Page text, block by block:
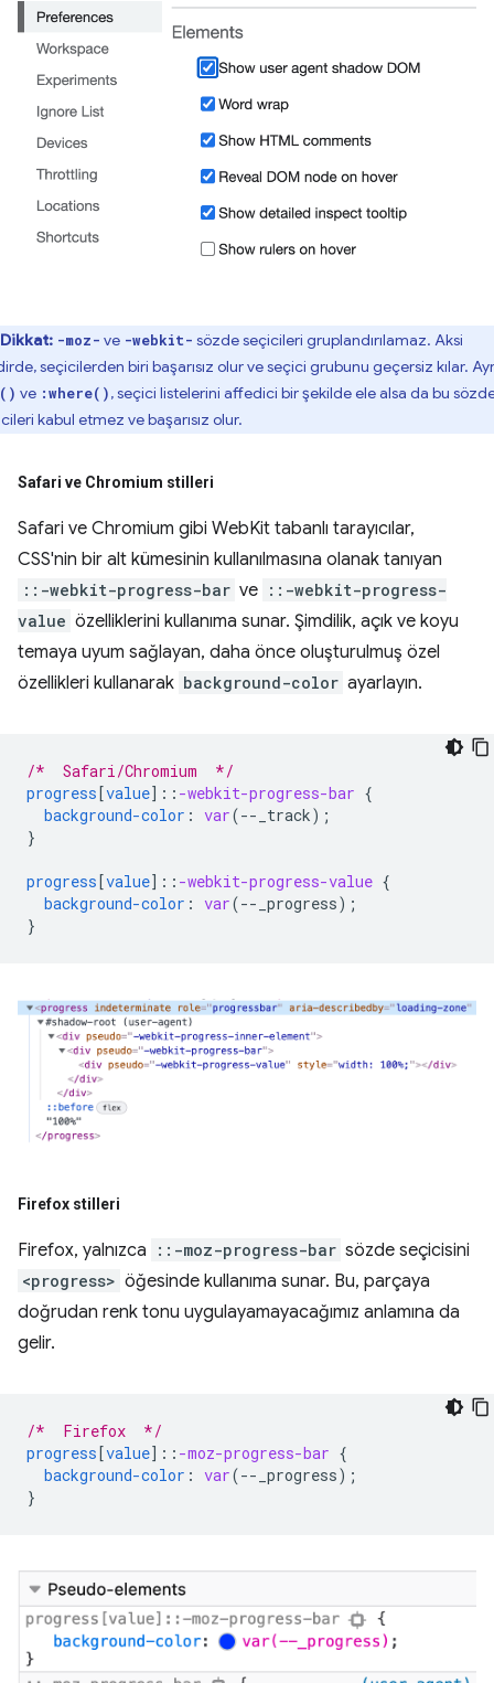
Dikkat: -moz- ve -webkit- sözde seçicileri gruplandırılamaz. Aksi
seçicilerden biri başarısız olur ve seçici grubunu geçersiz kılar.
ve :where(), seçici listelerini affedici bir şekilde ele alsa da bu
kabul etmez ve başarısız olur.
Safari ve Chromium stilleri
Safari ve Chromium gibi WebKit tabanlı tarayıcılar,
CSS'nin bir alt kümesinin kullanılmasına olanak tanıyan
::-webkit-progress-bar ve ::-webkit-progress-
value özelliklerini kullanıma sunar. Şimdilik, açık ve koyu
temaya uyum sağlayan, daha önce oluşturulmuş özel
özellikleri kullanarak background-color ayarlayın.
/*  Safari/Chromium  */
progress[value] :: -webkit-progress-bar {
background-color : var(-- _track);
}
progress[value] :: -webkit-progress-value {
background-color : var(-- _progress);
}
Firefox stilleri
Firefox, yalnızca ::-moz-progress-bar sözde seçicisini
<progress> öğesinde kullanıma sunar. Bu, parçaya
doğrudan renk tonu uygulayamayacağımız anlamına da
gelir.
/*  Firefox  */
progress [value] :: -moz-progress-bar {
background-color : var(-- _progress);
}